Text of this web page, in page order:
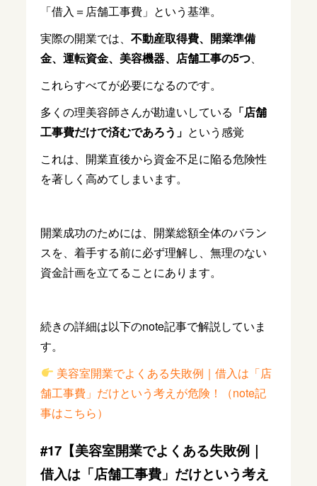
「借入＝店舗工事費」という基準。
実際の開業では、不動産取得費、開業準備
金、運転資金、美容機器、店舗工事の5つ、
これらすべてが必要になるのです。
多くの理美容師さんが勘違いしている 「店舗
工事費だけで済むであろう」 という感覚
これは、開業直後から資金不足に陥る危険性
を著しく高めてしまいます。
開業成功のためには、開業総額全体のバラン
スを、着手する前に必ず理解し、無理のない
資金計画を立てることにあります。
続きの詳細は以下のnote記事で解説していま
す。
美容室開業でよくある失敗例｜借入は「店
舗工事費」だけという考えが危険！（note記
事はこちら）
#17【美容室開業でよくある失敗例｜
借入は「店舗工事費」だけという考え